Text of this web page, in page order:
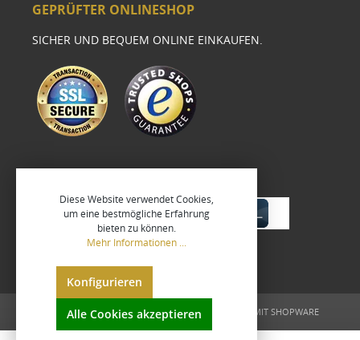
GEPRÜFTER ONLINESHOP
SICHER UND BEQUEM ONLINE EINKAUFEN.
UMGESETZT VONXEROGRAFIX GMBH REALISIERT MIT SHOPWARE
Diese Website verwendet Cookies,
um eine bestmögliche Erfahrung
bieten zu können.
Mehr Informationen ...
Konfigurieren
Alle Cookies akzeptieren